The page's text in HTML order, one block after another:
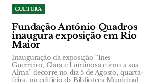
CULTURA
Fundação António Quadros
inaugura exposição em Rio
Maior
Inauguração da exposição “Inês
Guerreiro, Clara e Luminosa como a sua
Alma” decorre no dia 5 de Agosto, quarta-
feira, no edifício da Biblioteca Municipal